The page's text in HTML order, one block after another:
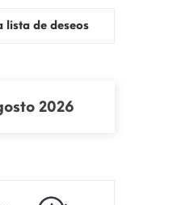
lista de deseos
2026